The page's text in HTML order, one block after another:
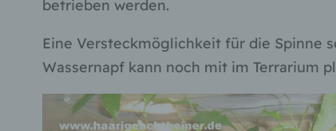
betrieben werden.
Eine Versteckmöglichkeit für die Spinne
Wassernapf kann noch mit im Terrarium